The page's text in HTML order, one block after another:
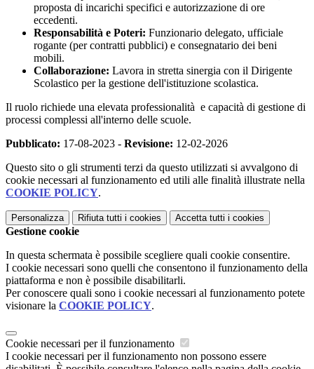
proposta di incarichi specifici e autorizzazione di ore
eccedenti.
Responsabilità e Poteri: Funzionario delegato, ufficiale
rogante (per contratti pubblici) e consegnatario dei beni
mobili.
Collaborazione: Lavora in stretta sinergia con il Dirigente
Scolastico per la gestione dell'istituzione scolastica.
Il ruolo richiede una elevata professionalità e capacità di gestione di
processi complessi all'interno delle scuole.
Pubblicato: 17-08-2023 - Revisione: 12-02-2026
Questo sito o gli strumenti terzi da questo utilizzati si avvalgono di
cookie necessari al funzionamento ed utili alle finalità illustrate nella
COOKIE POLICY.
Personalizza Rifiuta tutti i cookies Accetta tutti i cookies
Gestione cookie
In questa schermata è possibile scegliere quali cookie consentire.
I cookie necessari sono quelli che consentono il funzionamento della
piattaforma e non è possibile disabilitarli.
Per conoscere quali sono i cookie necessari al funzionamento potete
visionare la COOKIE POLICY.
Cookie necessari per il funzionamento
I cookie necessari per il funzionamento non possono essere